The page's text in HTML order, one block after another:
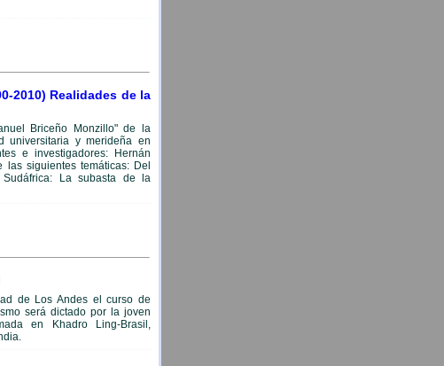
2010) Realidades de la
Briceño Monzillo" de la
universitaria y merideña en
e investigadores: Hernán
siguientes temáticas: Del
La subasta de la
de Los Andes el curso de
será dictado por la joven
en Khadro Ling-Brasil,